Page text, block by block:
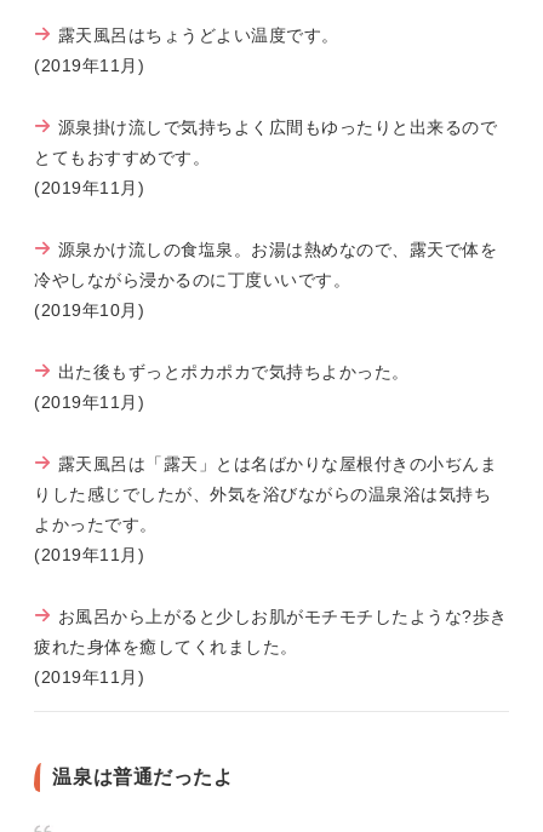
露天風呂はちょうどよい温度です。
(2019年11月)
源泉掛け流しで気持ちよく広間もゆったりと出来るので
とてもおすすめです。
(2019年11月)
源泉かけ流しの食塩泉。お湯は熱めなので、露天で体を
冷やしながら浸かるのに丁度いいです。
(2019年10月)
出た後もずっとポカポカで気持ちよかった。
(2019年11月)
露天風呂は「露天」とは名ばかりな屋根付きの小ぢんま
りした感じでしたが、外気を浴びながらの温泉浴は気持ち
よかったです。
(2019年11月)
お風呂から上がると少しお肌がモチモチしたような?歩き
疲れた身体を癒してくれました。
(2019年11月)
温泉は普通だったよ